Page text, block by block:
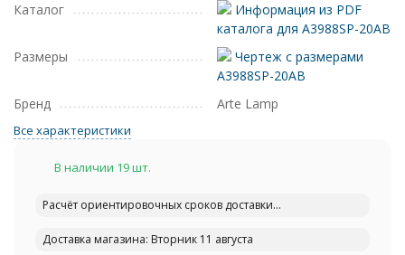
Каталог
Информация из PDF
каталога для A3988SP-20AB
Размеры
Чертеж с размерами
A3988SP-20AB
Бренд
Arte Lamp
Все характеристики
В наличии 19 шт.
Расчёт ориентировочных сроков доставки...
Доставка магазина: Вторник 11 августа